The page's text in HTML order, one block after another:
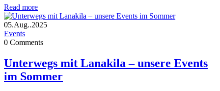
Read more
05.Aug..2025
Events
0 Comments
Unterwegs mit Lanakila – unsere Events
im Sommer